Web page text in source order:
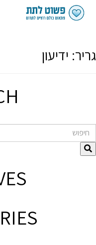
גריר: ידיעון
חיפוש